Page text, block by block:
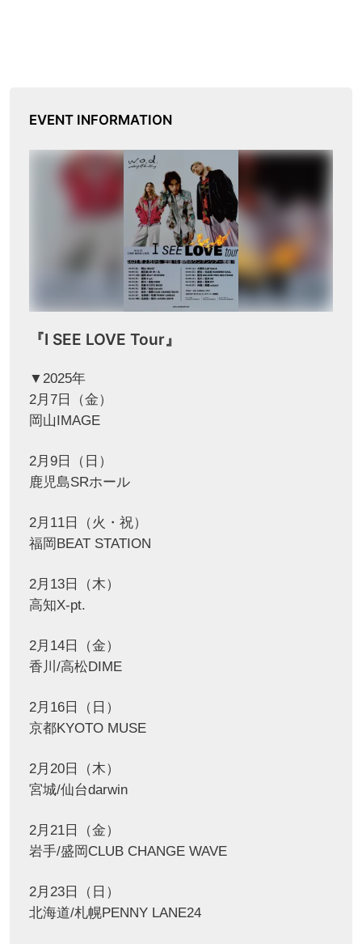
EVENT INFORMATION
『I SEE LOVE Tour』
▼2025年
2月7日（金）
岡山IMAGE
2月9日（日）
鹿児島SRホール
2月11日（火・祝）
福岡BEAT STATION
2月13日（木）
高知X-pt.
2月14日（金）
香川/高松DIME
2月16日（日）
京都KYOTO MUSE
2月20日（木）
宮城/仙台darwin
2月21日（金）
岩手/盛岡CLUB CHANGE WAVE
2月23日（日）
北海道/札幌PENNY LANE24